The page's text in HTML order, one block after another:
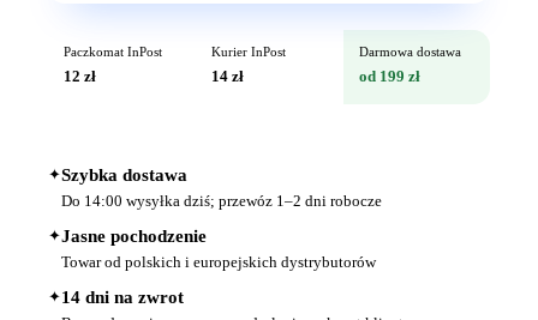
Paczkomat InPost
12 zł
Kurier InPost
14 zł
Darmowa dostawa
od 199 zł
✦Szybka dostawa
Do 14:00 wysyłka dziś; przewóz 1–2 dni robocze
✦Jasne pochodzenie
Towar od polskich i europejskich dystrybutorów
✦14 dni na zwrot